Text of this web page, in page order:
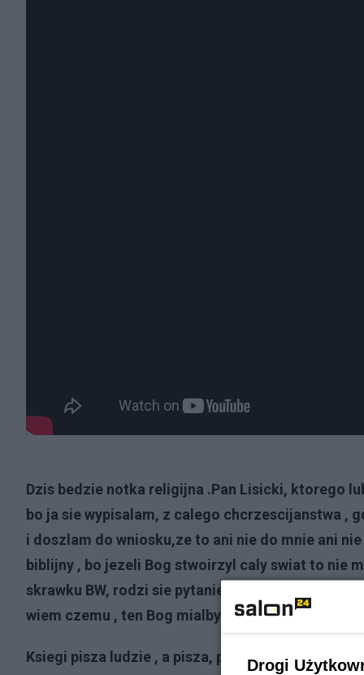
Dzis bedzie notka religijna .Pan Lisicki, ktorego
bo ja sie wypisalam, z calego chcrzescijanstwa ,
i doszlam do wniosku,ze to ani nie do mnie ani
biblijny , bo jezeli Bog stwoirzyl caly swiat to nie
skrawku BW, rodzi sie pytanie, jezeli Bog
wiem czemu , ten Bog mialby sie skupic jedynie
Ksiegi pisza ludzie , a pisza, przewaznie to co
Drogi